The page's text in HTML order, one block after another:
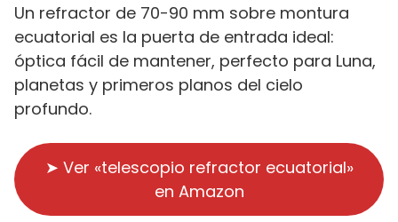
Un refractor de 70-90 mm sobre montura
ecuatorial es la puerta de entrada ideal:
óptica fácil de mantener, perfecto para Luna,
planetas y primeros planos del cielo
profundo.
➤ Ver «telescopio refractor ecuatorial»
en Amazon